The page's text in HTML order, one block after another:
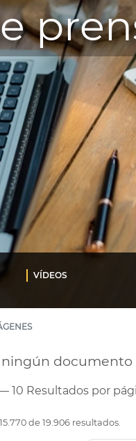
VÍDEOS
ningún documento
10 Resultados por
de 19.906 resultados.